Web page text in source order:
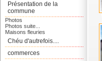
Présentation de la
commune
Photos
Photos suite...
Maisons fleuries
Chéu d'autrefois....
commerces